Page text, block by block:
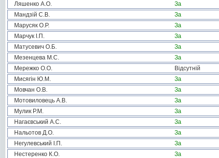
Ляшенко А.О.
За
Мандзій С.В.
За
Марусяк О.Р.
За
Марчук І.П.
За
Матусевич О.Б.
За
Мезенцева М.С.
За
Мережко О.О.
Відсутній
Мисягін Ю.М.
За
Мовчан О.В.
За
Мотовиловець А.В.
За
Мулик Р.М.
За
Нагаєвський А.С.
За
Нальотов Д.О.
За
Негулевський І.П.
За
Нестеренко К.О.
За